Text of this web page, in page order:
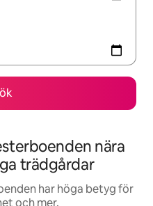
nära
trädgårdar
har höga betyg för
och mer.